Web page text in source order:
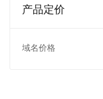
产品定价
域名价格